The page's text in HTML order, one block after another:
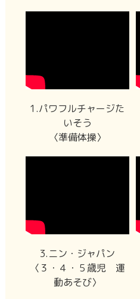
1.パワフルチャージた
いそう
〈準備体操〉
3.ニン・ジャパン
〈３・４・５歳児 運
動あそび〉